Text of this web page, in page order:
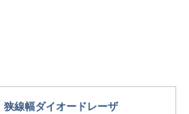
狭線幅ダイオードレーザ